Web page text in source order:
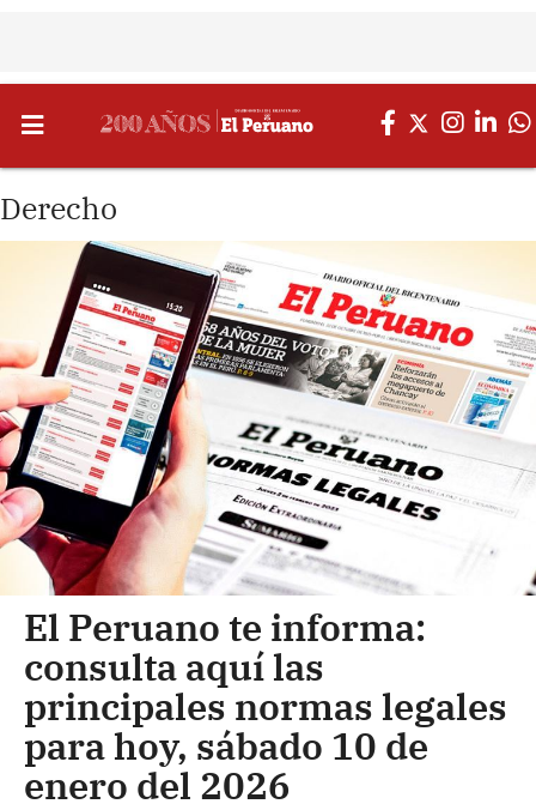
Derecho
El Peruano te informa:
consulta aquí las
principales normas legales
para hoy, sábado 10 de
enero del 2026